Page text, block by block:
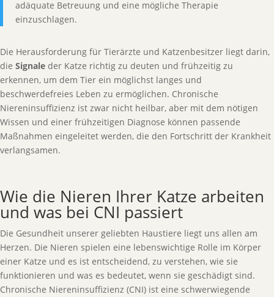
adäquate Betreuung und eine mögliche Therapie
einzuschlagen.
Die Herausforderung für Tierärzte und Katzenbesitzer liegt darin,
die Signale der Katze richtig zu deuten und frühzeitig zu
erkennen, um dem Tier ein möglichst langes und
beschwerdefreies Leben zu ermöglichen. Chronische
Niereninsuffizienz ist zwar nicht heilbar, aber mit dem nötigen
Wissen und einer frühzeitigen Diagnose können passende
Maßnahmen eingeleitet werden, die den Fortschritt der Krankheit
verlangsamen.
Wie die Nieren Ihrer Katze arbeiten
und was bei CNI passiert
Die Gesundheit unserer geliebten Haustiere liegt uns allen am
Herzen. Die Nieren spielen eine lebenswichtige Rolle im Körper
einer Katze und es ist entscheidend, zu verstehen, wie sie
funktionieren und was es bedeutet, wenn sie geschädigt sind.
Chronische Niereninsuffizienz (CNI) ist eine schwerwiegende